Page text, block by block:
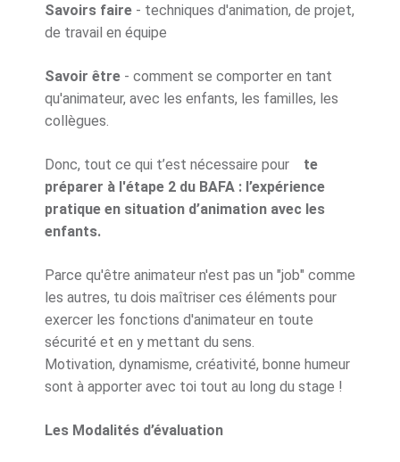
Savoirs faire - techniques d'animation, de projet,
de travail en équipe
Savoir être - comment se comporter en tant
qu'animateur, avec les enfants, les familles, les
collègues.
Donc, tout ce qui t’est nécessaire pour te
préparer à l'étape 2 du BAFA : l’expérience
pratique en situation d’animation avec les
enfants.
Parce qu'être animateur n'est pas un "job" comme
les autres, tu dois maîtriser ces éléments pour
exercer les fonctions d'animateur en toute
sécurité et en y mettant du sens.
Motivation, dynamisme, créativité, bonne humeur
sont à apporter avec toi tout au long du stage !
Les Modalités d’évaluation